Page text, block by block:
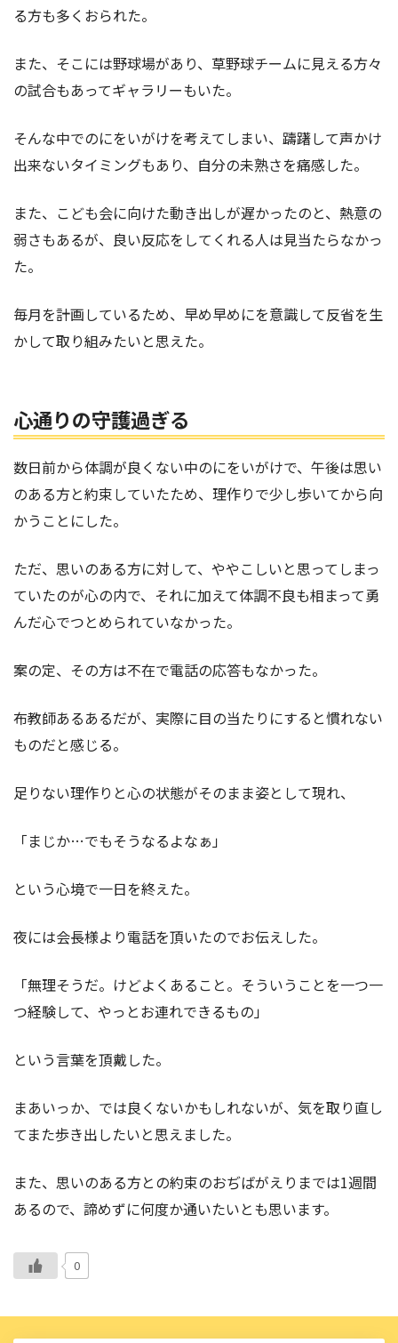
る方も多くおられた。
また、そこには野球場があり、草野球チームに見える方々
の試合もあってギャラリーもいた。
そんな中でのにをいがけを考えてしまい、躊躇して声かけ
出来ないタイミングもあり、自分の未熟さを痛感した。
また、こども会に向けた動き出しが遅かったのと、熱意の
弱さもあるが、良い反応をしてくれる人は見当たらなかっ
た。
毎月を計画しているため、早め早めにを意識して反省を生
かして取り組みたいと思えた。
心通りの守護過ぎる
数日前から体調が良くない中のにをいがけで、午後は思い
のある方と約束していたため、理作りで少し歩いてから向
かうことにした。
ただ、思いのある方に対して、ややこしいと思ってしまっ
ていたのが心の内で、それに加えて体調不良も相まって勇
んだ心でつとめられていなかった。
案の定、その方は不在で電話の応答もなかった。
布教師あるあるだが、実際に目の当たりにすると慣れない
ものだと感じる。
足りない理作りと心の状態がそのまま姿として現れ、
「まじか…でもそうなるよなぁ」
という心境で一日を終えた。
夜には会長様より電話を頂いたのでお伝えした。
「無理そうだ。けどよくあること。そういうことを一つ一
つ経験して、やっとお連れできるもの」
という言葉を頂戴した。
まあいっか、では良くないかもしれないが、気を取り直し
てまた歩き出したいと思えました。
また、思いのある方との約束のおぢばがえりまでは1週間
あるので、諦めずに何度か通いたいとも思います。
0